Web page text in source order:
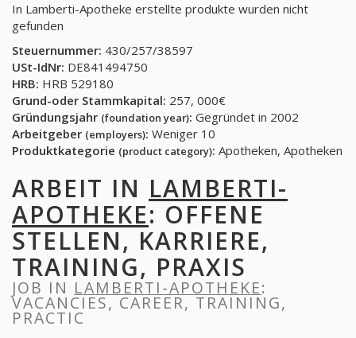
In Lamberti-Apotheke erstellte produkte wurden nicht
gefunden
Steuernummer: 430/257/38597
USt-IdNr: DE841494750
HRB: HRB 529180
Grund-oder Stammkapital: 257, 000€
Gründungsjahr (foundation year): Gegründet in 2002
Arbeitgeber (employers): Weniger 10
Produktkategorie (product category): Apotheken, Apotheken
ARBEIT IN LAMBERTI-
APOTHEKE: OFFENE
STELLEN, KARRIERE,
TRAINING, PRAXIS
JOB IN LAMBERTI-APOTHEKE:
VACANCIES, CAREER, TRAINING,
PRACTIC